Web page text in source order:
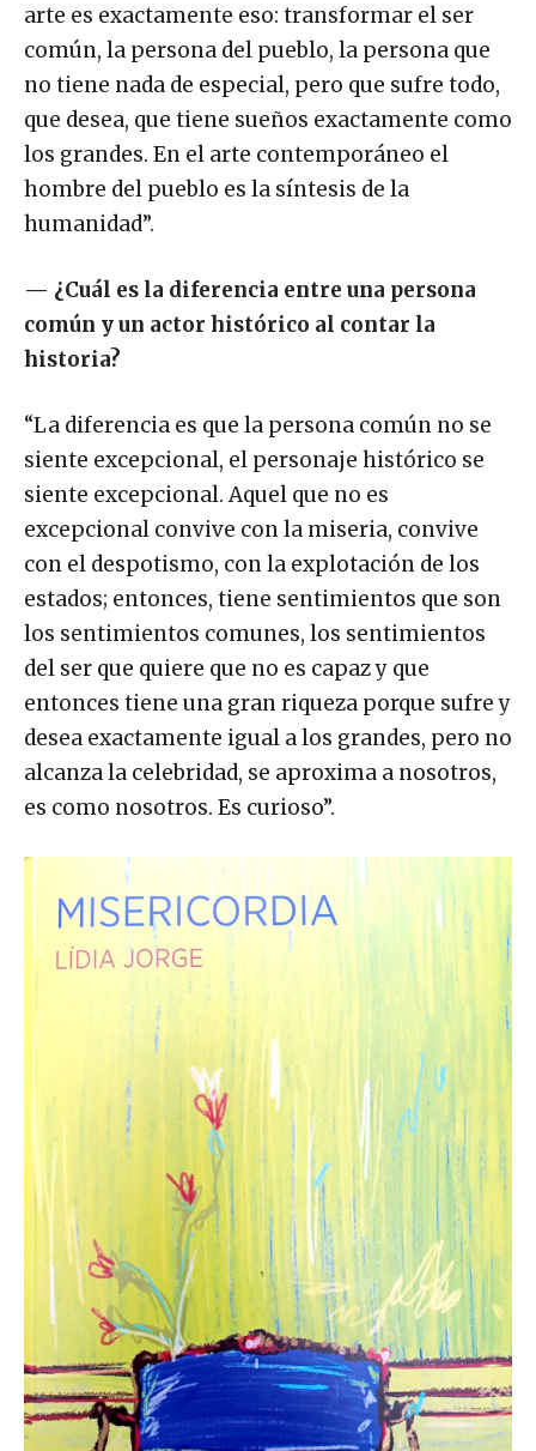
arte es exactamente eso: transformar el ser
común, la persona del pueblo, la persona que
no tiene nada de especial, pero que sufre todo,
que desea, que tiene sueños exactamente como
los grandes. En el arte contemporáneo el
hombre del pueblo es la síntesis de la
humanidad”.
— ¿Cuál es la diferencia entre una persona
común y un actor histórico al contar la
historia?
“La diferencia es que la persona común no se
siente excepcional, el personaje histórico se
siente excepcional. Aquel que no es
excepcional convive con la miseria, convive
con el despotismo, con la explotación de los
estados; entonces, tiene sentimientos que son
los sentimientos comunes, los sentimientos
del ser que quiere que no es capaz y que
entonces tiene una gran riqueza porque sufre y
desea exactamente igual a los grandes, pero no
alcanza la celebridad, se aproxima a nosotros,
es como nosotros. Es curioso”.